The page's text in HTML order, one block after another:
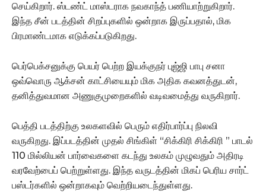
செய்கிறார். ஸ்டண்ட் மாஸ்டராக நவகாந்த் பணியாற்றுகிறார்.
இந்த சீன் படத்தின் சிறப்புகளில் ஒன்றாக இருப்பதால், மிக
பிரமாண்டமாக எடுக்கப்படுகிறது.
பெர்பெக்சனுக்கு பெயர் பெற்ற இயக்குநர் புஜ்ஜி பாபு சனா
ஒவ்வொரு ஆக்சன் காட்சியையும் மிக அதிக கவனத்துடன்,
தனித்துவமான அணுகுமுறைகளில் வடிவமைத்து வருகிறார்.
பெத்தி படத்திற்கு உலகளவில் பெரும் எதிர்பார்ப்பு நிலவி
வருகிறது. இப்படத்தின் முதல் சிங்கிள் “சிக்கிரி சிக்கிரி ” பாடல்
110 மில்லியன் பார்வைகளை கடந்து உலகம் முழுவதும் அதிரடி
வரவேற்பைப் பெற்றுள்ளது. இந்த வருடத்தின் மிகப் பெரிய சார்ட்
பஸ்டர்களில் ஒன்றாகவும் வெற்றியடைந்துள்ளது.